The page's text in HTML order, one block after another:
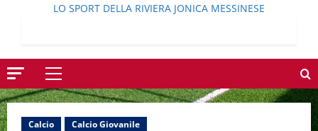
LO SPORT DELLA RIVIERA JONICA MESSINESE
Menu
principale
Calcio Calcio Giovanile